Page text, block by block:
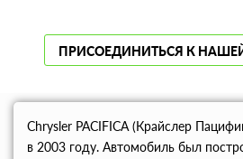
ПРИСОЕДИНИТЬСЯ К
Chrysler PACIFICA (Крайслер
в 2003 году. Автомобиль был